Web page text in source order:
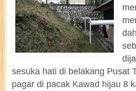
sesuka hati di belakang Pusat
pagar di pacak Kawad hijau 8